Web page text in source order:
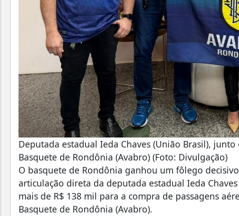
Deputada estadual Ieda Chaves (União Brasil),
Basquete de Rondônia (Avabro) (Foto: Divulgação)
O basquete de Rondônia ganhou um fôlego
articulação direta da deputada estadual Ieda
mais de R$ 138 mil para a compra de passagens
Basquete de Rondônia (Avabro).